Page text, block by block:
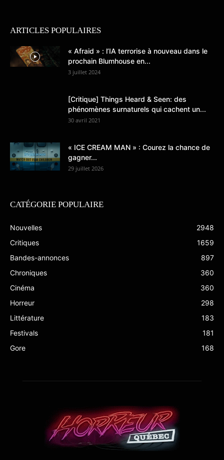
ARTICLES POPULAIRES
« Afraid » : l’IA terrorise à nouveau dans le
prochain Blumhouse en...
3 juillet 2024
[Critique] Things Heard & Seen: des
phénomènes surnaturels qui cachent un...
30 avril 2021
« ICE CREAM MAN » : Courez la chance de
gagner...
29 juillet 2026
CATÉGORIE POPULAIRE
Nouvelles
2948
Critiques
1659
Bandes-annonces
897
Chroniques
360
Cinéma
360
Horreur
298
Littérature
183
Festivals
181
Gore
168